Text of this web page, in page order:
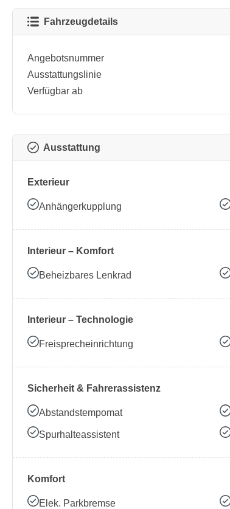
Fahrzeugdetails
Angebotsnummer
Ausstattungslinie
Verfügbar ab
Ausstattung
Exterieur
Anhängerkupplung
Interieur – Komfort
Beheizbares Lenkrad
Interieur – Technologie
Freisprecheinrichtung
Sicherheit & Fahrerassistenz
Abstandstempomat
Spurhalteassistent
Komfort
Elek. Parkbremse